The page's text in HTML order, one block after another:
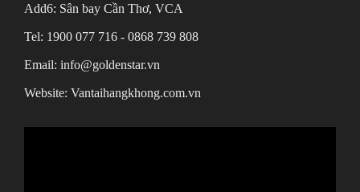
Add6: Sân bay Cần Thơ, VCA
Tel: 1900 077 716 - 0868 739 808
Email: info@goldenstar.vn
Website: Vantaihangkhong.com.vn